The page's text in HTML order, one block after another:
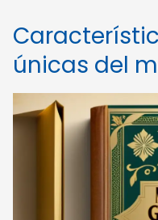
únicas del